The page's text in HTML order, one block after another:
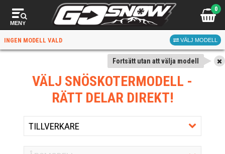
MENY
0
INGEN MODELL VALD VÄLJ MODELL
Fortsätt utan att välja modell
VÄLJ SNÖSKOTERMODELL -
RÄTT DELAR DIREKT!